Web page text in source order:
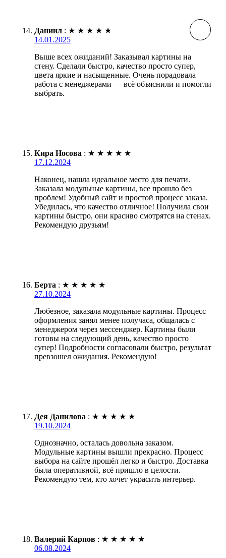
Даниил : ★ ★ ★ ★ ★
14.01.2025
Выше всех ожиданий! Заказывал картины на
стену. Сделали быстро, качество просто супер,
цвета яркие и насыщенные. Очень порадовала
работа с менеджерами — всё объяснили и помогли
выбрать.
Кира Носова : ★ ★ ★ ★ ★
17.12.2024
Наконец, нашла идеальное место для печати.
Заказала модульные картины, все прошло без
проблем! Удобный сайт и простой процесс заказа.
Убедилась, что качество отличное! Получила свои
картины быстро, они красиво смотрятся на стенах.
Рекомендую друзьям!
Берта : ★ ★ ★ ★ ★
27.10.2024
Любезное, заказала модульные картины. Процесс
оформления занял менее получаса, общалась с
менеджером через мессенджер. Картины были
готовы на следующий день, качество просто
супер! Подробности согласовали быстро, результат
превзошел ожидания. Рекомендую!
Дея Данилова : ★ ★ ★ ★ ★
19.10.2024
Однозначно, осталась довольна заказом.
Модульные картины вышли прекрасно. Процесс
выбора на сайте прошёл легко и быстро. Доставка
была оперативной, всё пришло в целости.
Рекомендую тем, кто хочет украсить интерьер.
Валерий Карпов : ★ ★ ★ ★ ★
06.08.2024